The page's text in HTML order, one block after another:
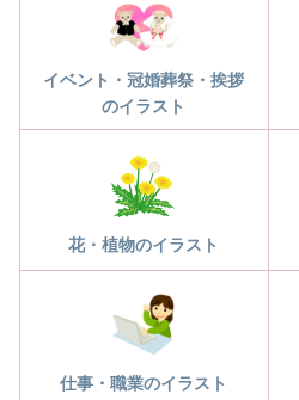
イベント・冠婚葬祭・挨拶
のイラスト
花・植物のイラスト
仕事・職業のイラスト